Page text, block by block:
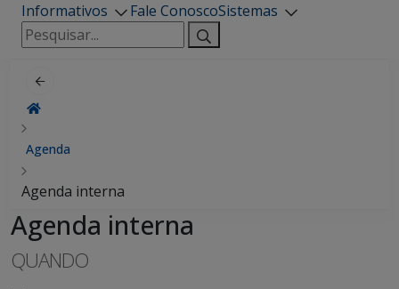
Informativos
Fale ConoscoSistemas
Pesquisar
por:
Agenda
Agenda interna
Agenda interna
QUANDO